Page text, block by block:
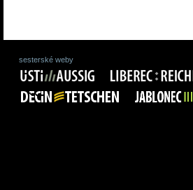
sesterské weby